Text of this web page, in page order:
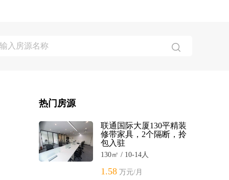
热门房源
联通国际大厦130平精装
修带家具，2个隔断，拎
包入驻
130㎡ / 10-14人
1.58 万元/月